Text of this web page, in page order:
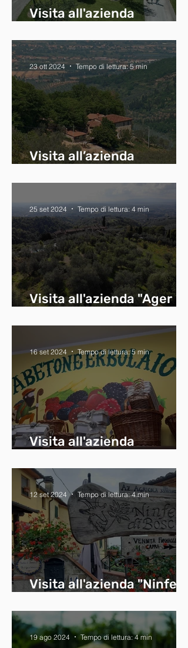
Visita all'azienda
Visita all’azienda
23 ott 2024 Tempo di lettura: 5 min
Visita all'azienda "Ager
25 set 2024 Tempo di lettura: 4 min
Visita all'azienda
16 set 2024 Tempo di lettura: 5 min
Visita all'azienda "Ninfe di
12 set 2024 Tempo di lettura: 4 min
19 ago 2024 Tempo di lettura: 4 min